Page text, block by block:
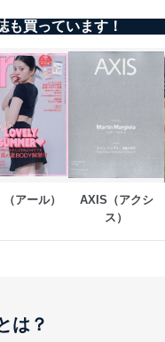
も買っています！
（アール）
AXIS（アクシ
ス）
は？